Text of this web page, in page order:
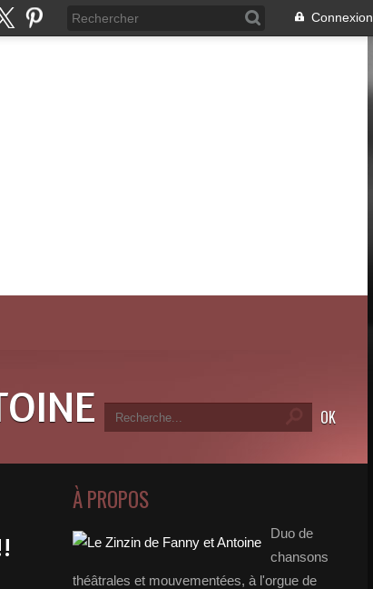
Connexion
À PROPOS
Duo de
chansons
théâtrales et mouvementées, à l'orgue de